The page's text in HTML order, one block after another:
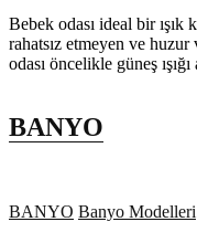
Bebek odası ideal bir ışık
rahatsız etmeyen ve
odası öncelikle güneş
BANYO
BANYO Banyo Modelleri